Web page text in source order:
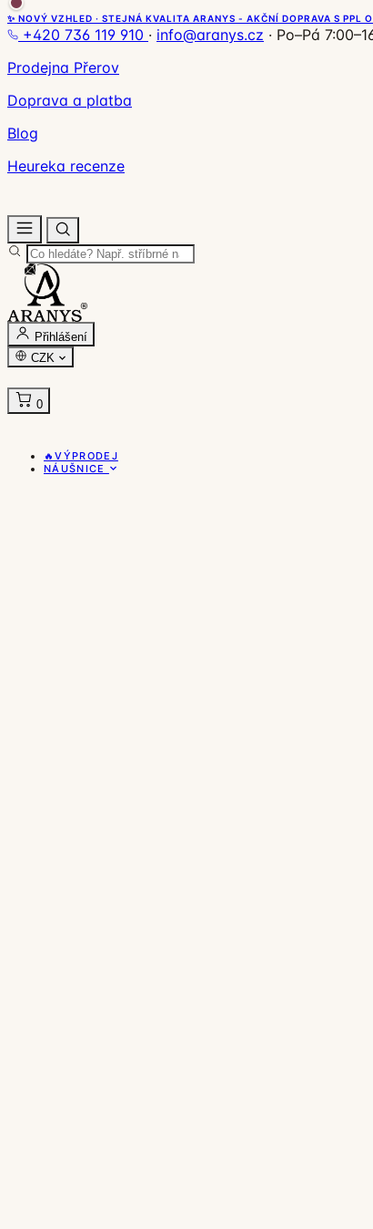
✨ NOVÝ VZHLED · STEJNÁ KVALITA ARANYS - AKČNÍ DOPRAVA S PPL
+420 736 119 910 · info@aranys.cz · Po–Pá
Prodejna Přerov
Doprava a platba
Blog
Heureka recenze
Přihlášení
CZK
0
🔥VÝPRODEJ
NÁUŠNICE